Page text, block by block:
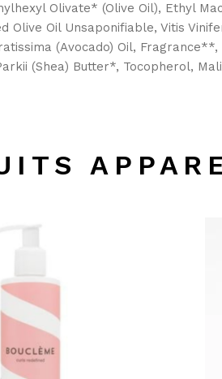
Olivate* (Olive Oil), Ethyl
Olive Oil Unsaponifiable, Vitis
(Avocado) Oil,
(Shea) Butter*, Tocopherol,